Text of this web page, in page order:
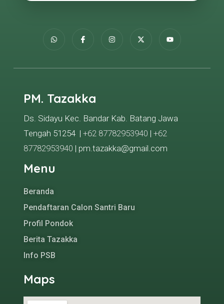
PM. Tazakka
Ds. Sidayu Kec. Bandar Kab. Batang Jawa
Tengah 51254 | +62 87782953940 | +62
87782953940 | pm.tazakka@gmail.com
Menu
Beranda
Pendaftaran Calon Santri Baru
Profil Pondok
Berita Tazakka
Info PSB
Maps